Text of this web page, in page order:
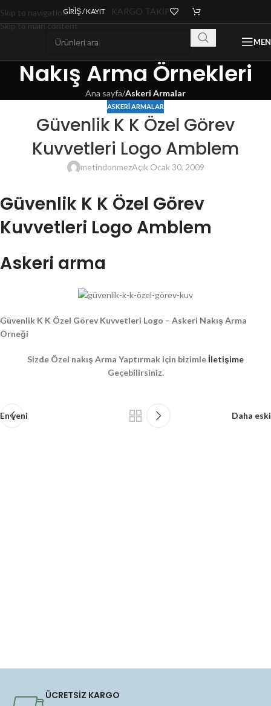
Skip to navigation
Skip to main content
GIRIŞ / KAYIT KARGO TAKİP
Nakış Arma Örnekleri
Ana sayfa/Askeri Armalar
ASKERI ARMALAR
Güvenlik K K Özel Görev
Kuvvetleri Logo Amblem
metindonmezAçık Ocak 30, 2009
Güvenlik K K Özel Görev
Kuvvetleri Logo Amblem
Askeri arma
Güvenlik K K Özel Görev Kuvvetleri Logo – Askeri Nakış Arma
Örneği
Sizde Özel nakış Arma Yaptırmak için bizimle İletişime
Geçebilirsiniz.
En yeni Daha eski
ÜCRETSİZ KARGO